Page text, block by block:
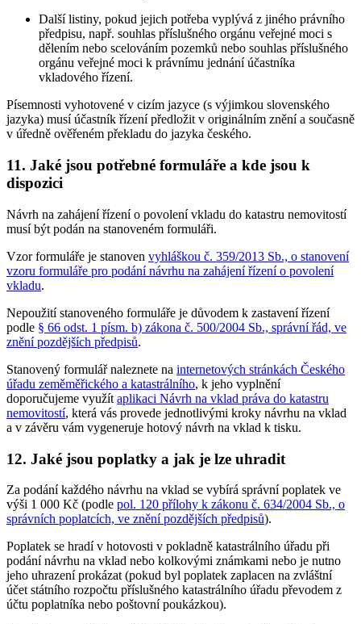
Další listiny, pokud jejich potřeba vyplývá z jiného právního
předpisu, např. souhlas příslušného orgánu veřejné moci s
dělením nebo scelováním pozemků nebo souhlas příslušného
orgánu veřejné moci k právnímu jednání účastníka
vkladového řízení.
Písemnosti vyhotovené v cizím jazyce (s výjimkou slovenského
jazyka) musí účastník řízení předložit v originálním znění a současně
v úředně ověřeném překladu do jazyka českého.
11. Jaké jsou potřebné formuláře a kde jsou k
dispozici
Návrh na zahájení řízení o povolení vkladu do katastru nemovitostí
musí být podán na stanoveném formuláři.
Vzor formuláře je stanoven vyhláškou č. 359/2013 Sb., o stanovení
vzoru formuláře pro podání návrhu na zahájení řízení o povolení
vkladu.
Nepoužití stanoveného formuláře je důvodem k zastavení řízení
podle § 66 odst. 1 písm. b) zákona č. 500/2004 Sb., správní řád, ve
znění pozdějších předpisů.
Stanovený formulář naleznete na internetových stránkách Českého
úřadu zeměměřického a katastrálního, k jeho vyplnění
doporučujeme využít aplikaci Návrh na vklad práva do katastru
nemovitostí, která vás provede jednotlivými kroky návrhu na vklad
a v závěru vám vygeneruje hotový návrh na vklad k tisku.
12. Jaké jsou poplatky a jak je lze uhradit
Za podání každého návrhu na vklad se vybírá správní poplatek ve
výši 1 000 Kč (podle pol. 120 přílohy k zákonu č. 634/2004 Sb., o
správních poplatcích, ve znění pozdějších předpisů).
Poplatek se hradí v hotovosti v pokladně katastrálního úřadu při
podání návrhu na vklad nebo kolkovými známkami nebo je nutno
jeho uhrazení prokázat (pokud byl poplatek zaplacen na zvláštní
účet státního rozpočtu příslušného katastrálního úřadu převodem z
účtu poplatníka nebo poštovní poukázkou).